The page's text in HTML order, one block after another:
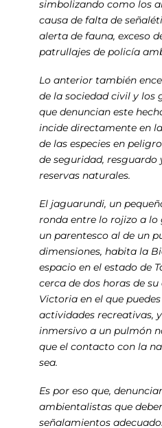
simbolizando como los
causa de falta de
alerta de fauna, exceso
patrullajes de policía
Lo anterior también
de la sociedad civil y los
que denuncian este
incide directamente en
de las especies en
de seguridad, resguardo
reservas naturales.
El jaguarundi, un
ronda entre lo rojizo a lo
un parentesco al de un
dimensiones, habita la
espacio en el estado de
cerca de dos horas de
Victoria en el que
actividades recreativas,
inmersivo a un pulmón
que el contacto con la
sea.
Es por eso que,
ambientalistas que
señalamientos